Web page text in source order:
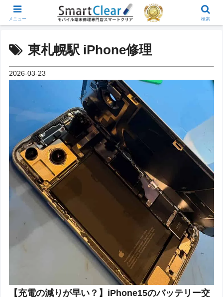
東札幌駅 iPhone修理
2026-03-23
【充電の減りが早い？】iPhone15のバッテリー交
メニュー 検索